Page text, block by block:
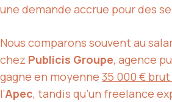
une demande accrue pour des
Nous comparons souvent au
chez Publicis Groupe, agence
gagne en moyenne 35 000 €
l’Apec, tandis qu’un freelance